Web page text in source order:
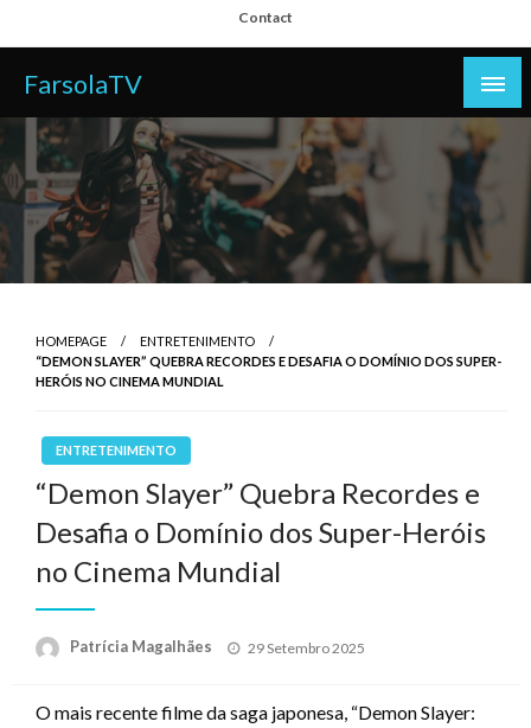
to
content
Contact
FarsolaTV
HOMEPAGE
ENTRETENIMENTO
“DEMON SLAYER” QUEBRA RECORDES E DESAFIA O DOMÍNIO DOS SUPER-
HERÓIS NO CINEMA MUNDIAL
ENTRETENIMENTO
“Demon Slayer” Quebra Recordes e
Desafia o Domínio dos Super-Heróis
no Cinema Mundial
Patrícia Magalhães
Posted
29 Setembro 2025
O mais recente filme da saga japonesa, “Demon Slayer: